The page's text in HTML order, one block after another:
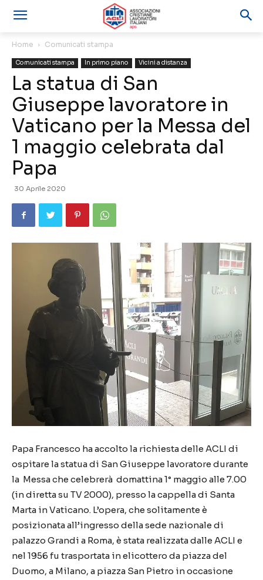
Home Comunicati stampa
Comunicati stampa In primo piano Vicini a distanza
La statua di San
Giuseppe lavoratore in
Vaticano per la Messa del
1 maggio celebrata dal
Papa
30 Aprile 2020
Papa Francesco ha accolto la richiesta delle ACLI di
ospitare la statua di San Giuseppe lavoratore durante
la Messa che celebrerà domattina 1° maggio alle 7.00
(in diretta su TV 2000), presso la cappella di Santa
Marta in Vaticano. L’opera, che solitamente è
posizionata all’ingresso della sede nazionale di
palazzo Grandi a Roma, è stata realizzata dalle ACLI e
nel 1956 fu trasportata in elicottero da piazza del
Duomo, a Milano, a piazza San Pietro in occasione